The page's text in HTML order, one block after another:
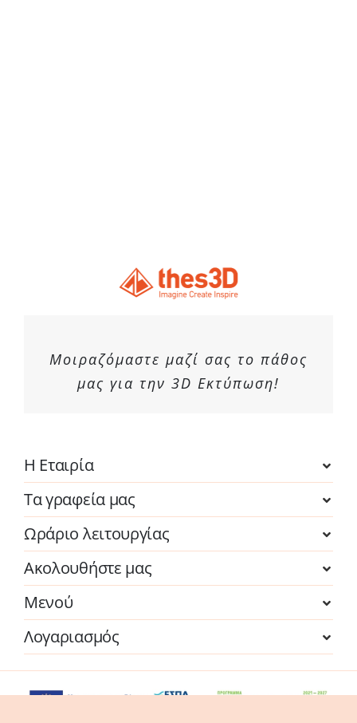
Μοιραζόμαστε μαζί σας το πάθος
μας για την 3D Εκτύπωση!
Η Εταιρία
Τα γραφεία μας
Ωράριο λειτουργίας
Ακολουθήστε μας
Μενού
Λογαριασμός